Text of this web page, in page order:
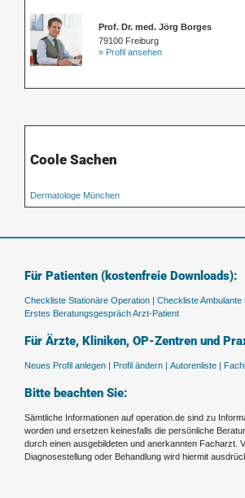
Prof. Dr. med. Jörg Borges
79100 Freiburg
» Profil ansehen
Coole Sachen
Dermatologe München
Für Patienten (kostenfreie Downloads):
Checkliste Stationäre Operation | Checkliste Ambulante
Erstes Beratungsgespräch Arzt-Patient
Für Ärzte, Kliniken, OP-Zentren und
Neues Profil anlegen | Profil ändern | Autorenliste |
Bitte beachten Sie:
Sämtliche Informationen auf operation.de sind zu
worden und ersetzen keinesfalls die persönliche
durch einen ausgebildeten und anerkannten Facharzt.
Diagnosestellung oder Behandlung wird hiermit